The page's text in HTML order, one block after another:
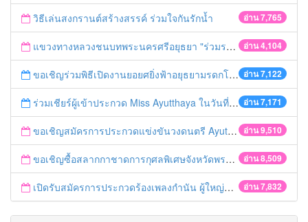
อ่าน 7,765
วิธีเล่นสงกรานต์สร้างสรรค์ ร่วมใจกันรักน้ำ
อ่าน 4,104
แขวงทางหลวงชนบทพระนครศรีอยุธยา "ร่วมรณรงค์ ขับช้า เปิดไฟหน้า คาดเข็มขัด" เทศกาลสงกรานต์ ปี 2561
อ่าน 7,122
ขอเชิญร่วมพิธีเปิดงานยอยศยิ่งฟ้าอยุธยามรดกโลก
อ่าน 7,171
ร่วมเชียร์ผู้เข้าประกวด Miss Ayutthaya ในวันที่ 15 ธันวาคม 2560
อ่าน 9,510
ขอเชิญสมัครการประกวดแข่งขันวงดนตรี Ayutthaya battle of the bands
อ่าน 8,509
ขอเชิญซื้อสลากกาชาดการกุศลพิเศษจังหวัดพระนครศรีอยุธยา 2560
อ่าน 7,832
เปิดรับสมัครการประกวดร้องเพลงกำนัน ผู้ใหญ่บ้าน ฯลฯ